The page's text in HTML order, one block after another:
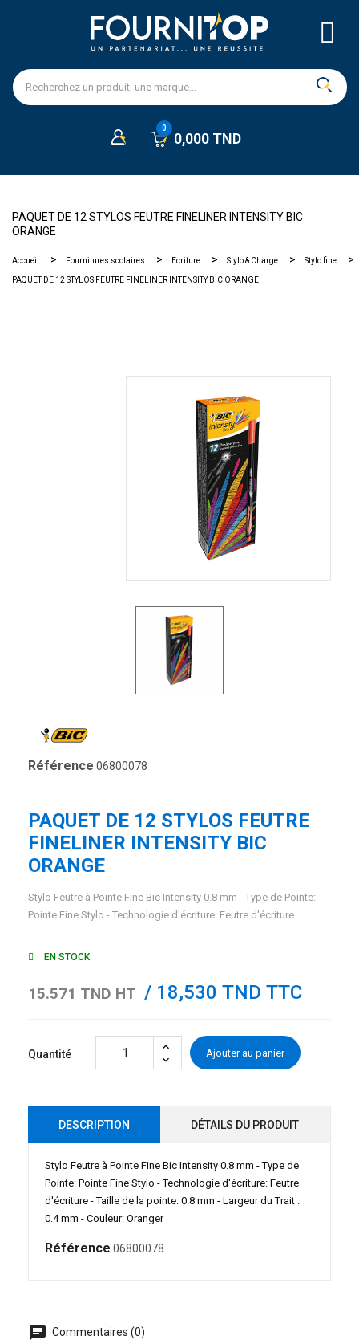
0,000 TND
PAQUET DE 12 STYLOS FEUTRE FINELINER INTENSITY BIC
ORANGE
Accueil Fournitures scolaires Ecriture Stylo & Charge Stylo fine
PAQUET DE 12 STYLOS FEUTRE FINELINER INTENSITY BIC ORANGE
Référence 06800078
PAQUET DE 12 STYLOS FEUTRE
FINELINER INTENSITY BIC
ORANGE
Stylo Feutre à Pointe Fine Bic Intensity 0.8 mm - Type de Pointe:
Pointe Fine Stylo - Technologie d'écriture: Feutre d'écriture
EN STOCK
15.571 TND HT / 18,530 TND TTC
Quantité Ajouter au panier
DESCRIPTION DÉTAILS DU PRODUIT
Stylo Feutre à Pointe Fine Bic Intensity 0.8 mm - Type de
Pointe: Pointe Fine Stylo - Technologie d'écriture: Feutre
d'écriture - Taille de la pointe: 0.8 mm - Largeur du Trait :
0.4 mm - Couleur: Oranger
Référence 06800078
chat Commentaires (0)